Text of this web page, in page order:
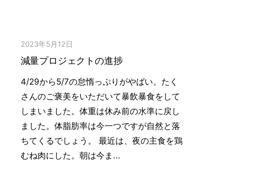
2023年5月12日
減量プロジェクトの進捗
4/29から5/7の怠惰っぷりがやばい。たく
さんのご褒美をいただいて暴飲暴食をして
しまいました。体重は休み前の水準に戻し
ました。体脂肪率は今一つですが自然と落
ちてくるでしょう。 最近は、夜の主食を鶏
むね肉にした。朝は今ま...